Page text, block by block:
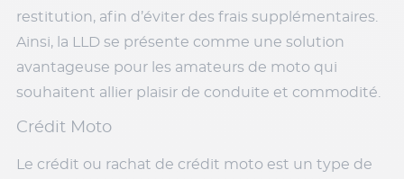
restitution, afin d’éviter des frais supplémentaires.
Ainsi, la LLD se présente comme une solution
avantageuse pour les amateurs de moto qui
souhaitent allier plaisir de conduite et commodité.
Crédit Moto
Le crédit ou rachat de crédit moto est un type de